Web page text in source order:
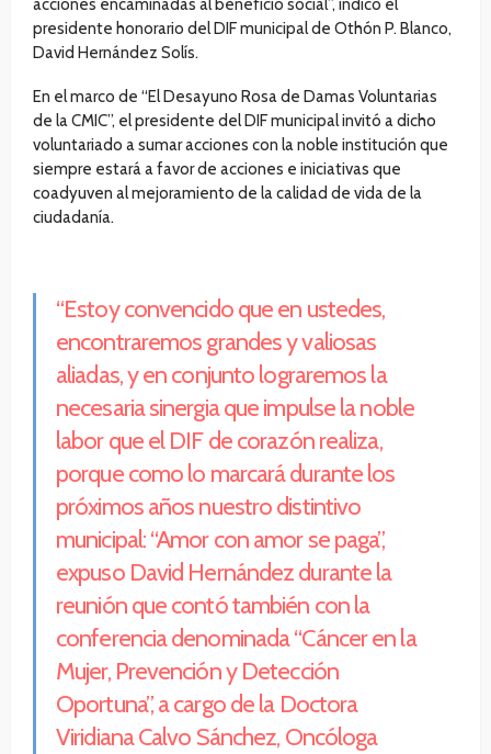
acciones encaminadas al beneficio social”, indicó el
presidente honorario del DIF municipal de Othón P. Blanco,
David Hernández Solís.
En el marco de “El Desayuno Rosa de Damas Voluntarias
de la CMIC”, el presidente del DIF municipal invitó a dicho
voluntariado a sumar acciones con la noble institución que
siempre estará a favor de acciones e iniciativas que
coadyuven al mejoramiento de la calidad de vida de la
ciudadanía.
“Estoy convencido que en ustedes,
encontraremos grandes y valiosas
aliadas, y en conjunto lograremos la
necesaria sinergia que impulse la noble
labor que el DIF de corazón realiza,
porque como lo marcará durante los
próximos años nuestro distintivo
municipal: “Amor con amor se paga”,
expuso David Hernández durante la
reunión que contó también con la
conferencia denominada “Cáncer en la
Mujer, Prevención y Detección
Oportuna”, a cargo de la Doctora
Viridiana Calvo Sánchez, Oncóloga